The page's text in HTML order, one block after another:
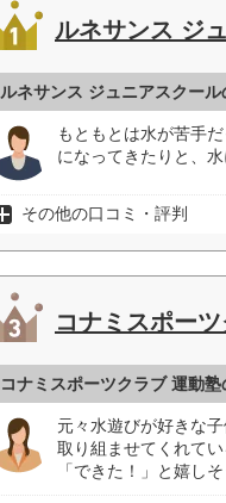
ルネサンス ジ
ルネサンス ジュニアスクール
もともとは水が苦手
になってきたりと、
その他の口コミ・評判
コナミスポー
コナミスポーツクラブ 運動塾
元々水遊びが好きな
取り組ませてくれて
「できた！」と嬉し